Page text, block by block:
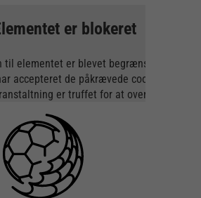
er blokeret
til elementet er blevet begrænset, da
accepteret de påkrævede cookies.
er truffet for at overholde
til elementet ved at acceptere
cookies for elementet.
TILLAD COOKIES